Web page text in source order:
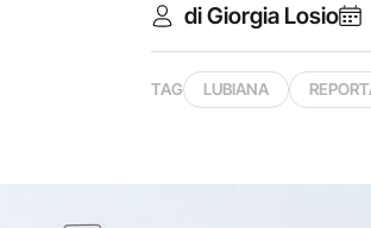
di Giorgia Losio
TAG LUBIANA